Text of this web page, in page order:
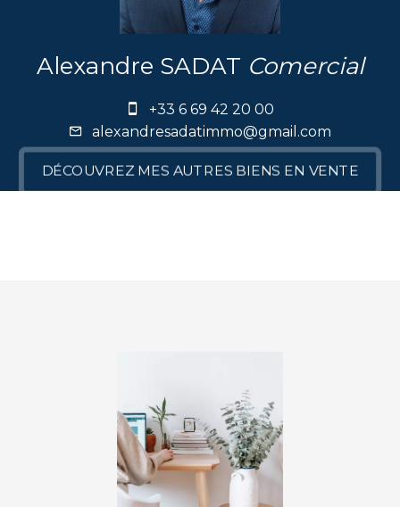
Alexandre SADAT Comercial
+33 6 69 42 20 00
alexandresadatimmo@gmail.com
DÉCOUVREZ MES AUTRES BIENS EN VENTE